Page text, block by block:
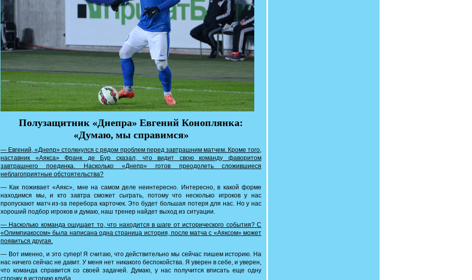
Полузащитник «Днепра» Евгений Коноплянка:
«Думаю, мы справимся»
— Евгений, «Днепр» столкнулся с рядом проблем перед завтрашним матчем. Кроме того,
наставник «Аякса» Франк де Бур сказал, что видит свою команду фаворитом
завтрашнего поединка. Насколько «Днепр» готов преодолеть сложившиеся
неблагоприятные обстоятельства?
— Как поживает «Аякс», мне на самом деле неинтересно. Интересно, в какой форме
находимся мы, и кто завтра сможет сыграть, потому что несколько игроков у нас
пропускают матч из-за перебора карточек. Это будет большая потеря для нас. Но у нас
хороший подбор игроков и думаю, наш тренер найдет выход из ситуации.
— Насколько команда ощущает то, что находится в шаге от исторического события? C
«Олимпиакосом» была написана одна страница история, после матча с «Аяксом» может
появиться другая.
— Вот именно, и это супер! Я считаю, что действительно мы сейчас пишем историю. На
нас ничего сейчас не давит. У меня нет никакого беспокойства. Я уверен в себе, и уверен,
что команда справится со своей задачей. Думаю, у нас получится вписать еще одну
строчку в историю клуба.